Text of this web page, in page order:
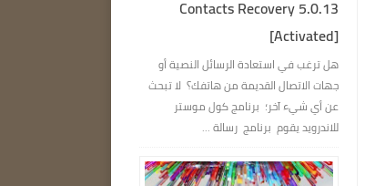
Contacts Recovery 5.0.13
[Activated]
هل ترغب في استعادة الرسائل النصية أو
جهات الاتصال القديمة من هاتفك؟ لا تبحث
عن أي شيء آخر؛ برنامج كول موستر
للاندرويد يقوم برنامج رسالة ...